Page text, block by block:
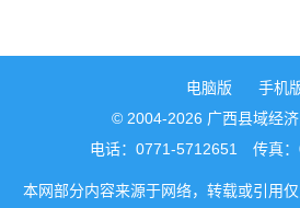
电脑版
手机
© 2004-2026 广西县域经
电话：0771-5712651 传真：
本网部分内容来源于网络，转载或引用